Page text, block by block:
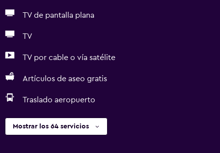
TV de pantalla plana
TV
TV por cable o vía satélite
Artículos de aseo gratis
Traslado aeropuerto
Mostrar los 64 servicios